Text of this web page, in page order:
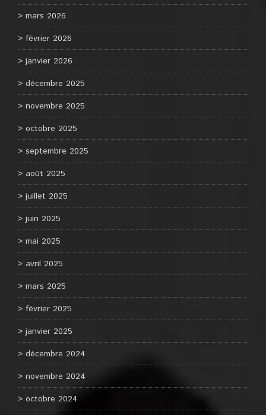
mars 2026
février 2026
janvier 2026
décembre 2025
novembre 2025
octobre 2025
septembre 2025
août 2025
juillet 2025
juin 2025
mai 2025
avril 2025
mars 2025
février 2025
janvier 2025
décembre 2024
novembre 2024
octobre 2024